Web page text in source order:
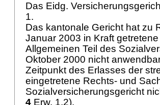
Das Eidg.
1.
Das kantonale Gericht hat zu
Januar 2003 in Kraft
Allgemeinen Teil des
Oktober 2000 nicht
Zeitpunkt des Erlasses der
eingetretene Rechts- und
Sozialversicherungsgericht
4 Erw. 1.2).